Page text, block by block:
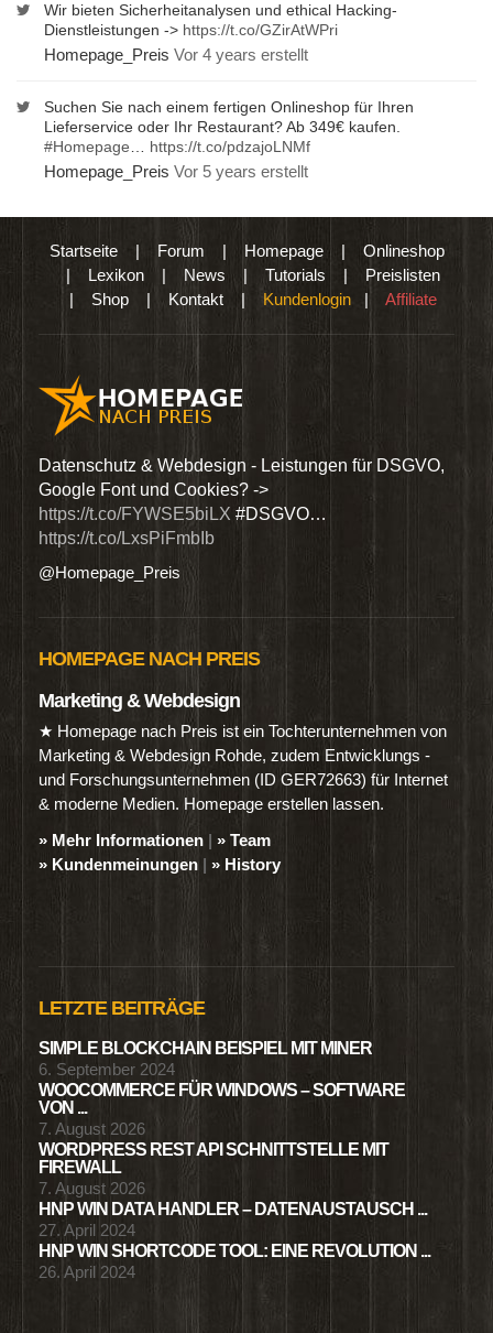
Wir bieten Sicherheitanalysen und ethical Hacking-
Dienstleistungen -> https://t.co/GZirAtWPri
Homepage_Preis Vor 4 years erstellt
Suchen Sie nach einem fertigen Onlineshop für Ihren
Lieferservice oder Ihr Restaurant? Ab 349€ kaufen.
#Homepage… https://t.co/pdzajoLNMf
Homepage_Preis Vor 5 years erstellt
Startseite| Forum | Homepage| Onlineshop
| Lexikon | News | Tutorials | Preislisten
| Shop | Kontakt | Kundenlogin | Affiliate
Datenschutz & Webdesign - Leistungen für DSGVO,
Google Font und Cookies? ->
https://t.co/FYWSE5biLX #DSGVO…
https://t.co/LxsPiFmbIb
@Homepage_Preis
HOMEPAGE NACH PREIS
Marketing & Webdesign
★ Homepage nach Preis ist ein Tochterunternehmen von
Marketing & Webdesign Rohde, zudem Entwicklungs -
und Forschungsunternehmen (ID GER72663) für Internet
& moderne Medien. Homepage erstellen lassen.
» Mehr Informationen | » Team
» Kundenmeinungen | » History
LETZTE BEITRÄGE
SIMPLE BLOCKCHAIN BEISPIEL MIT MINER
6. September 2024
WOOCOMMERCE FÜR WINDOWS – SOFTWARE
VON ...
7. August 2026
WORDPRESS REST API SCHNITTSTELLE MIT
FIREWALL
7. August 2026
HNP WIN DATA HANDLER – DATENAUSTAUSCH ...
27. April 2024
HNP WIN SHORTCODE TOOL: EINE REVOLUTION ...
26. April 2024